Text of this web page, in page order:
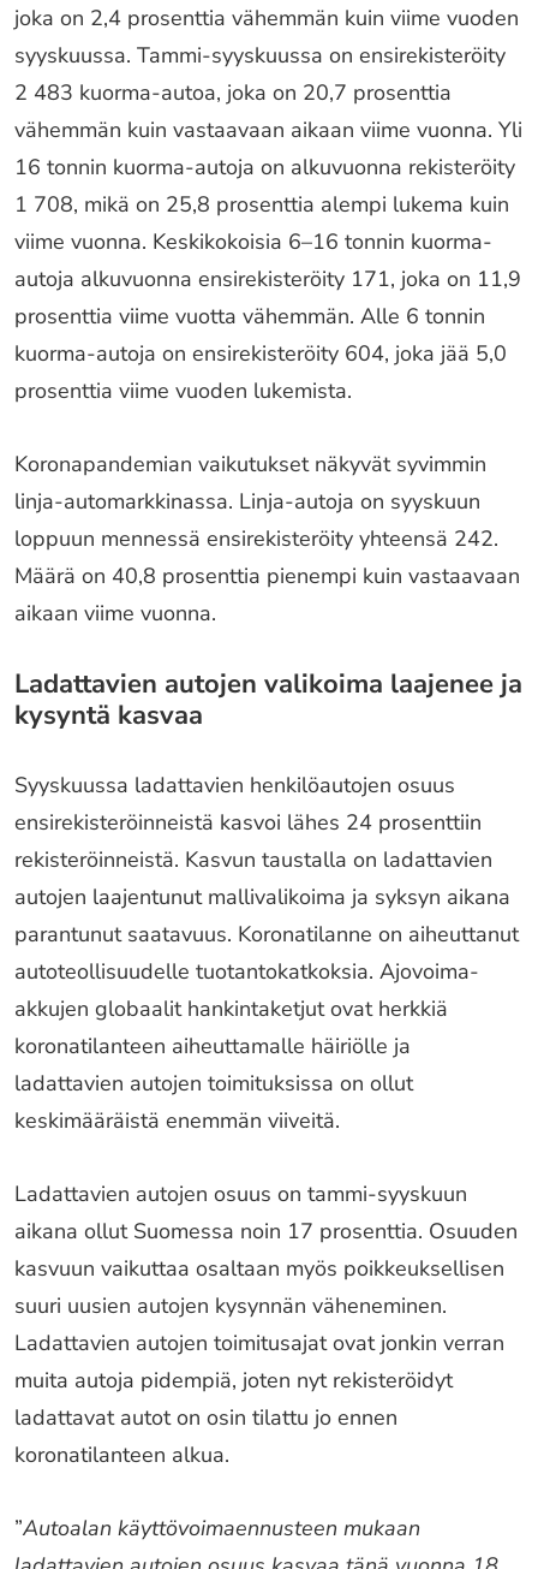
joka on 2,4 prosenttia vähemmän kuin viime vuoden
syyskuussa. Tammi-syyskuussa on ensirekisteröity
2 483 kuorma-autoa, joka on 20,7 prosenttia
vähemmän kuin vastaavaan aikaan viime vuonna. Yli
16 tonnin kuorma-autoja on alkuvuonna rekisteröity
1 708, mikä on 25,8 prosenttia alempi lukema kuin
viime vuonna. Keskikokoisia 6–16 tonnin kuorma-
autoja alkuvuonna ensirekisteröity 171, joka on 11,9
prosenttia viime vuotta vähemmän. Alle 6 tonnin
kuorma-autoja on ensirekisteröity 604, joka jää 5,0
prosenttia viime vuoden lukemista.
Koronapandemian vaikutukset näkyvät syvimmin
linja-automarkkinassa. Linja-autoja on syyskuun
loppuun mennessä ensirekisteröity yhteensä 242.
Määrä on 40,8 prosenttia pienempi kuin vastaavaan
aikaan viime vuonna.
Ladattavien autojen valikoima laajenee ja
kysyntä kasvaa
Syyskuussa ladattavien henkilöautojen osuus
ensirekisteröinneistä kasvoi lähes 24 prosenttiin
rekisteröinneistä. Kasvun taustalla on ladattavien
autojen laajentunut mallivalikoima ja syksyn aikana
parantunut saatavuus. Koronatilanne on aiheuttanut
autoteollisuudelle tuotantokatkoksia. Ajovoima-
akkujen globaalit hankintaketjut ovat herkkiä
koronatilanteen aiheuttamalle häiriölle ja
ladattavien autojen toimituksissa on ollut
keskimääräistä enemmän viiveitä.
Ladattavien autojen osuus on tammi-syyskuun
aikana ollut Suomessa noin 17 prosenttia. Osuuden
kasvuun vaikuttaa osaltaan myös poikkeuksellisen
suuri uusien autojen kysynnän väheneminen.
Ladattavien autojen toimitusajat ovat jonkin verran
muita autoja pidempiä, joten nyt rekisteröidyt
ladattavat autot on osin tilattu jo ennen
koronatilanteen alkua.
”Autoalan käyttövoimaennusteen mukaan